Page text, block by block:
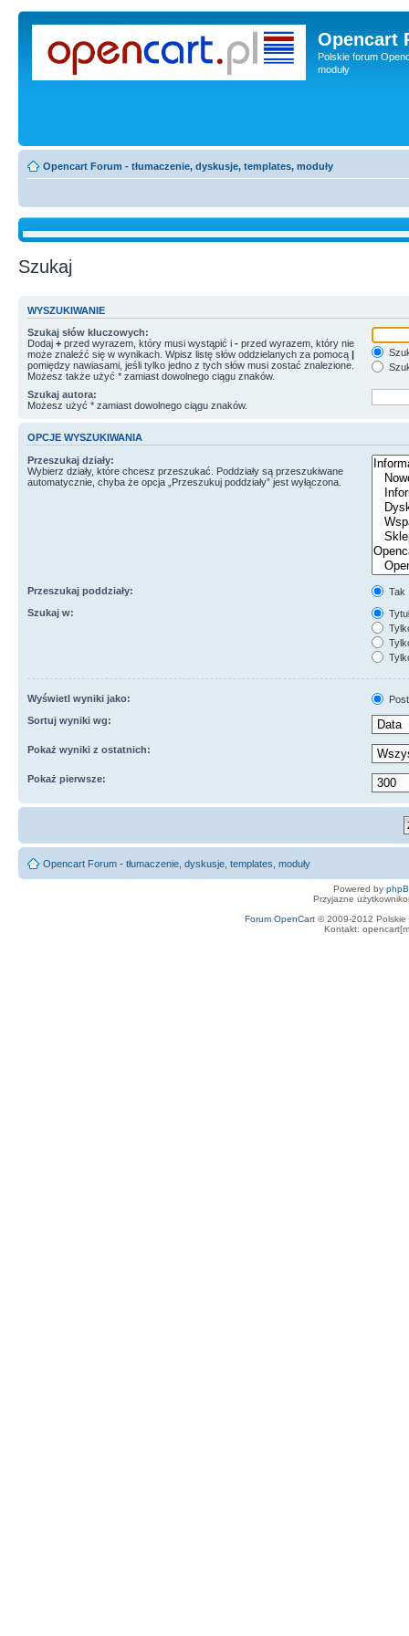
Opencart
Polskie forum
moduły
Opencart Forum - tłumaczenie, dyskusje, templates, moduły
Szukaj
WYSZUKIWANIE
Szukaj słów kluczowych:
Dodaj + przed wyrazem, który musi wystąpić i - przed wyrazem, który nie
może znaleźć się w wynikach. Wpisz listę słów oddzielanych za pomocą |
pomiędzy nawiasami, jeśli tylko jedno z tych słów musi zostać znalezione.
Możesz także użyć * zamiast dowolnego ciągu znaków.
Szukaj autora:
Możesz użyć * zamiast dowolnego ciągu znaków.
OPCJE WYSZUKIWANIA
Przeszukaj działy:
Wybierz działy, które chcesz przeszukać. Poddziały są przeszukiwane
automatycznie, chyba że opcja „Przeszukuj poddziały” jest wyłączona.
Przeszukaj poddziały:
Tak
Szukaj w:
Wyświetl wyniki jako:
Sortuj wyniki wg:
Pokaż wyniki z ostatnich:
Pokaż pierwsze:
Opencart Forum - tłumaczenie, dyskusje, templates, moduły
Powered by
Przyjazne
Forum OpenCart© 2009-2012 Polskie
Kontakt: